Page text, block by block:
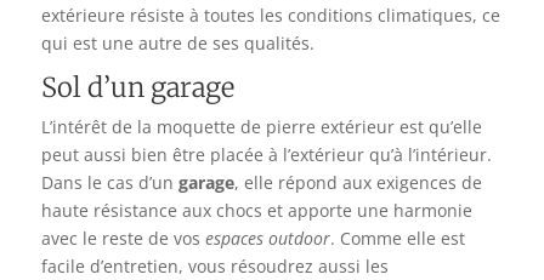
extérieure résiste à toutes les conditions climatiques, ce
qui est une autre de ses qualités.
Sol d’un garage
L’intérêt de la moquette de pierre extérieur est qu’elle
peut aussi bien être placée à l’extérieur qu’à l’intérieur.
Dans le cas d’un garage, elle répond aux exigences de
haute résistance aux chocs et apporte une harmonie
avec le reste de vos espaces outdoor. Comme elle est
facile d’entretien, vous résoudrez aussi les